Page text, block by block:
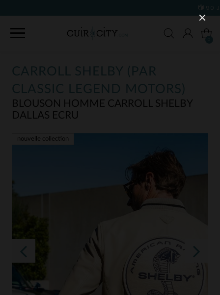
CARROLL SHELBY (PAR
CLASSIC LEGEND MOTORS)
BLOUSON HOMME CARROLL SHELBY
DALLAS ECRU
nouvelle collection